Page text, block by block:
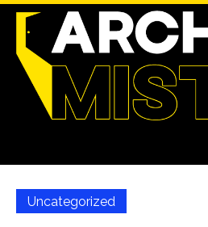
Uncategorized